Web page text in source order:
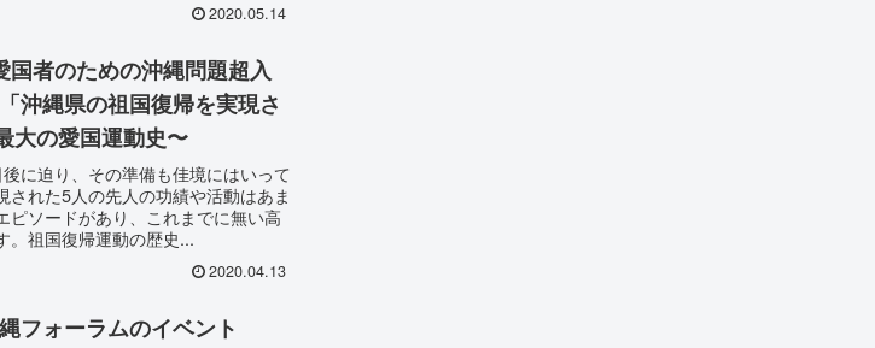
2020.05.14
国者のための沖縄問題超入
沖縄県の祖国復帰を実現さ
大の愛国運動史〜
に迫り、その準備も佳境にはいって
された5人の先人の功績や活動はあま
ピソードがあり、これまでに無い高
。祖国復帰運動の歴史...
2020.04.13
フォーラムのイベント